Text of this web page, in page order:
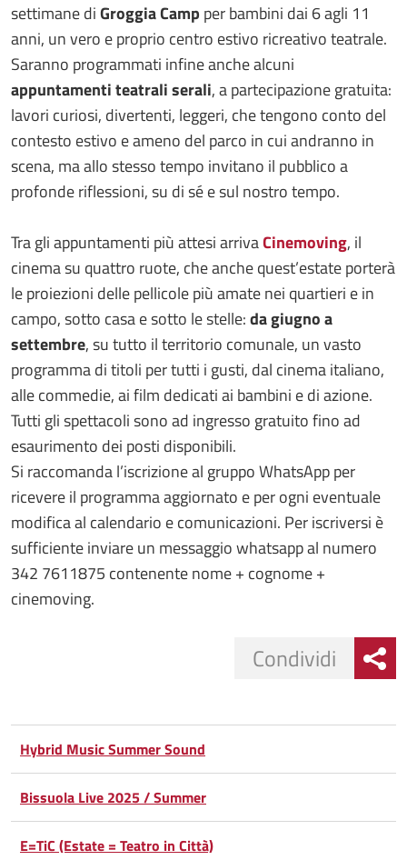
settimane diGroggia Camp per bambini dai 6 agli 11
anni, un vero e proprio centro estivo ricreativo teatrale.
Saranno programmati infine anche alcuni
appuntamenti teatrali serali, a partecipazione gratuita:
lavori curiosi, divertenti, leggeri, che tengono conto del
contesto estivo e ameno del parco in cui andranno in
scena, ma allo stesso tempo invitano il pubblico a
profonde riflessioni, su di sé e sul nostro tempo.
Tra gli appuntamenti più attesi arrivaCinemoving, il
cinema su quattro ruote, che anche quest’estate porterà
le proiezioni delle pellicole più amate nei quartieri e in
campo, sotto casa e sotto le stelle:da giugno a
settembre, su tutto il territorio comunale, un vasto
programma di titoli per tutti i gusti, dal cinema italiano,
alle commedie, ai film dedicati ai bambini e di azione.
Tutti gli spettacoli sono ad ingresso gratuito fino ad
esaurimento dei posti disponibili.
Si raccomanda l’iscrizione al gruppo WhatsApp per
ricevere il programma aggiornato e per ogni eventuale
modifica al calendario e comunicazioni. Per iscriversi è
sufficiente inviare un messaggio whatsapp al numero
342 7611875 contenente nome + cognome +
cinemoving.
Facebook
su
Twitter
Condividi
su
Condividi
Condividi
Hybrid Music Summer Sound
Bissuola Live 2025 / Summer
E=TiC (Estate = Teatro in Città)